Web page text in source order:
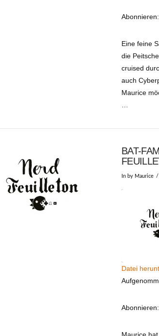
Abonnieren:
Eine feine
die
cruised
auch
Maurice
BAT-
In by Maurice
TEILEN
Datei
Abonnieren: